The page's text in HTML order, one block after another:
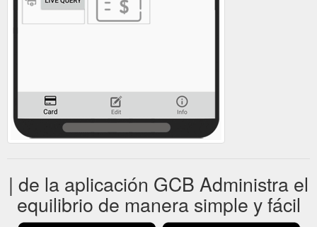
| de la aplicación GCB Administra el
equilibrio de manera simple y fácil